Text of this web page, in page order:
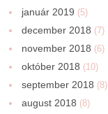
január 2019 (5)
december 2018 (7)
november 2018 (6)
október 2018 (10)
september 2018 (8)
august 2018 (8)